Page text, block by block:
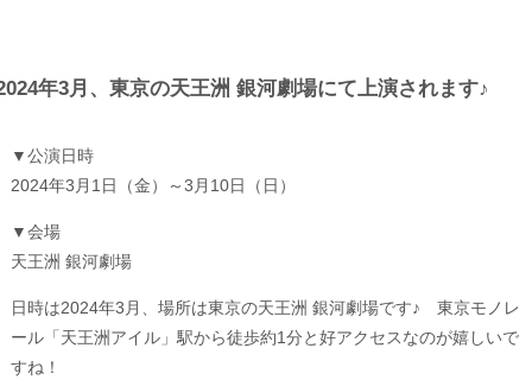
年3月、東京の天王洲 銀河劇場にて上演されます♪
▼公演日時
2024年3月1日（金）～3月10日（日）
▼会場
天王洲 銀河劇場
日時は2024年3月、場所は東京の天王洲 銀河劇場です♪ 東京モノレ
ール「天王洲アイル」駅から徒歩約1分と好アクセスなのが嬉しいで
すね！